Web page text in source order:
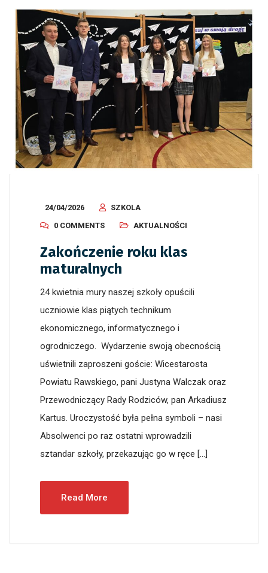
24/04/2026
SZKOLA
0 COMMENTS
AKTUALNOŚCI
Zakończenie roku klas
maturalnych
24 kwietnia mury naszej szkoły opuścili
uczniowie klas piątych technikum
ekonomicznego, informatycznego i
ogrodniczego. Wydarzenie swoją obecnością
uświetnili zaproszeni goście: Wicestarosta
Powiatu Rawskiego, pani Justyna Walczak oraz
Przewodniczący Rady Rodziców, pan Arkadiusz
Kartus. Uroczystość była pełna symboli – nasi
Absolwenci po raz ostatni wprowadzili
sztandar szkoły, przekazując go w ręce […]
Read More